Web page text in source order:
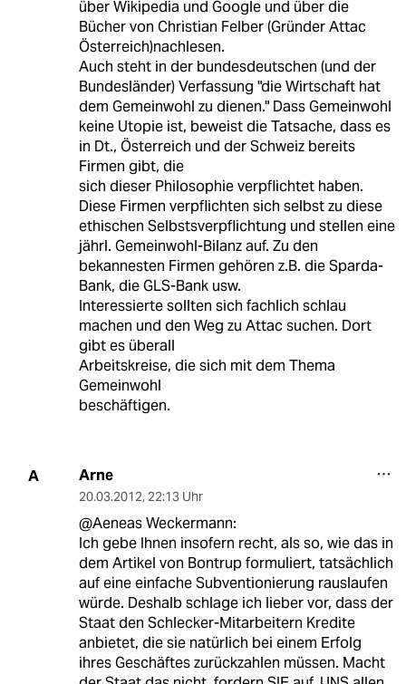
über Wikipedia und Google und über die
Bücher von Christian Felber (Gründer Attac
Österreich)nachlesen.
Auch steht in der bundesdeutschen (und der
Bundesländer) Verfassung "die Wirtschaft hat
dem Gemeinwohl zu dienen." Dass Gemeinwohl
keine Utopie ist, beweist die Tatsache, dass es
in Dt., Österreich und der Schweiz bereits
Firmen gibt, die
sich dieser Philosophie verpflichtet haben.
Diese Firmen verpflichten sich selbst zu diese
ethischen Selbstsverpflichtung und stellen eine
jährl. Gemeinwohl-Bilanz auf. Zu den
bekannesten Firmen gehören z.B. die Sparda-
Bank, die GLS-Bank usw.
Interessierte sollten sich fachlich schlau
machen und den Weg zu Attac suchen. Dort
gibt es überall
Arbeitskreise, die sich mit dem Thema
Gemeinwohl
beschäftigen.
A Arne
20.03.2012, 22:13 Uhr
@Aeneas Weckermann:
Ich gebe Ihnen insofern recht, als so, wie das in
dem Artikel von Bontrup formuliert, tatsächlich
auf eine einfache Subventionierung rauslaufen
würde. Deshalb schlage ich lieber vor, dass der
Staat den Schlecker-Mitarbeitern Kredite
anbietet, die sie natürlich bei einem Erfolg
ihres Geschäftes zurückzahlen müssen. Macht